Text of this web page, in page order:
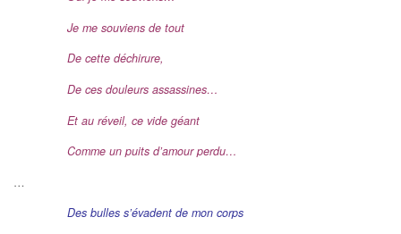
Je me souviens de tout
De cette déchirure,
De ces douleurs assassines…
Et au réveil, ce vide géant
Comme un puits d’amour perdu…
…
Des bulles s’évadent de mon corps